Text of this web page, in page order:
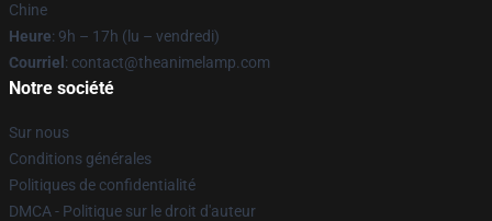
Chine
Heure: 9h – 17h (lu – vendredi)
Courriel : contact@theanimelamp.com
Notre société
Sur nous
Conditions générales
Politiques de confidentialité
DMCA - Politique sur le droit d'auteur